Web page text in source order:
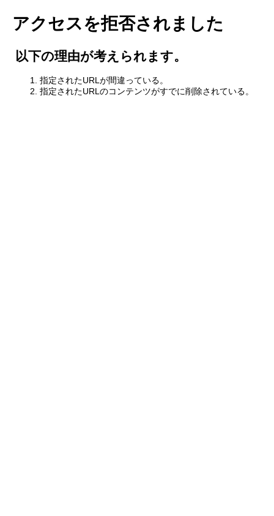
アクセスを拒否されました
以下の理由が考えられます。
指定されたURLが間違っている。
指定されたURLのコンテンツがすでに削除されている。